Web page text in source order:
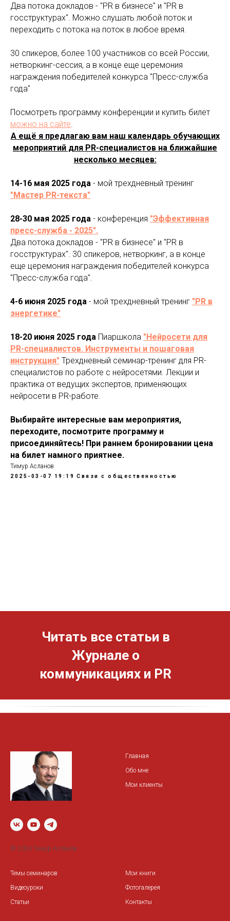
Два потока докладов - "PR в бизнесе" и "PR в
госструктурах". Можно слушать любой поток и
переходить с потока на поток в любое время.
30 спикеров, более 100 участников со всей России,
нетворкинг-сессия, а в конце еще церемония
награждения победителей конкурса "Пресс-служба
года"
Посмотреть программу конференции и купить билет
можно на сайте.
А ещё я предлагаю вам наш календарь обучающих
мероприятий для PR-специалистов на ближайшие
несколько месяцев:
14-16 мая 2025 года - мой трехдневный тренинг
"Мастер PR-текста"
28-30 мая 2025 года - конференция "Эффективная
пресс-служба - 2025".
Два потока докладов - "PR в бизнесе" и "PR в
госструктурах". 30 спикеров, нетворкинг, а в конце
еще церемония награждения победителей конкурса
"Пресс-служба года".
4-6 июня 2025 года - мой трехдневный тренинг "PR в
энергетике"
18-20 июня 2025 года Пиаршкола "Нейросети для
PR-специалистов. Инструменты и пошаговая
инструкция" Трехдневный семинар-тренинг для PR-
специалистов по работе с нейросетями. Лекции и
практика от ведущих экспертов, применяющих
нейросети в PR-работе.
Выбирайте интересные вам мероприятия,
переходите, посмотрите программу и
присоединяйтесь! При раннем бронировании цена
на билет намного приятнее.
Тимур Асланов
2025-03-07 19:19 Cвязи с общественностью
Читать все статьи в
Журнале о
коммуникациях и PR
© 2024 Тимур Асланов
Главная
Обо мне
Мои клиенты
Темы семинаров
Видеоуроки
Статьи
Мои книги
Фотогалерея
Контакты